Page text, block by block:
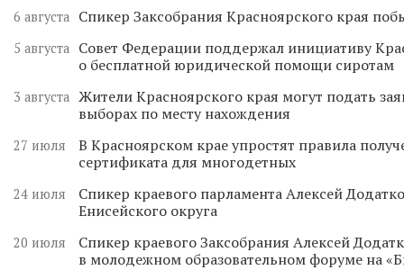
6 августа Спикер Заксобрания Красноярского края
5 августа
Совет Федерации поддержал инициативу
о бесплатной юридической помощи сиротам
3 августа Жители Красноярского края могут подать
выборах по месту нахождения
27 июля
В Красноярском крае упростят правила
сертификата для многодетных
24 июля
Спикер краевого парламента Алексей
Енисейского округа
20 июля
Спикер краевого Заксобрания Алексей
в молодежном образовательном форуме на